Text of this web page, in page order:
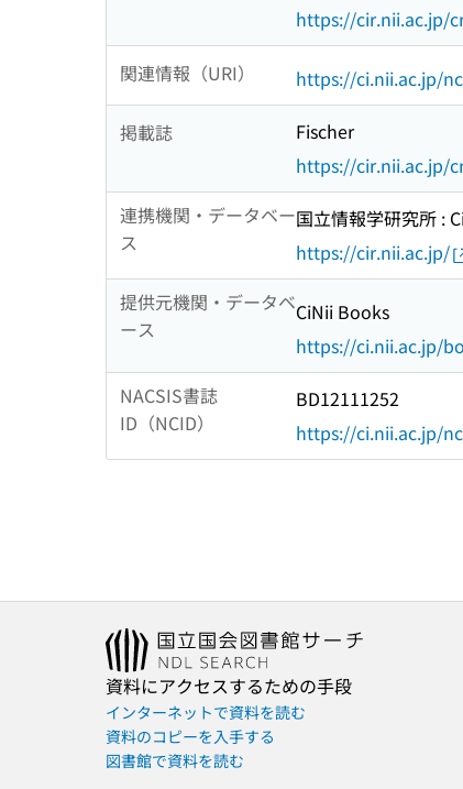
https://cir.nii.ac.jp/
関連情報（URI） https://ci.nii.ac.jp/
掲載誌
Fischer
https://cir.nii.ac.jp/
連携機関・データベー
ス
国立情報学研究所 :
https://cir.nii.ac.jp/
提供元機関・データベ
ース
CiNii Books
https://ci.nii.ac.jp/
NACSIS書誌
ID（NCID）
BD12111252
https://ci.nii.ac.jp/
資料にアクセスするための手段
インターネットで資料を読む
資料のコピーを入手する
図書館で資料を読む